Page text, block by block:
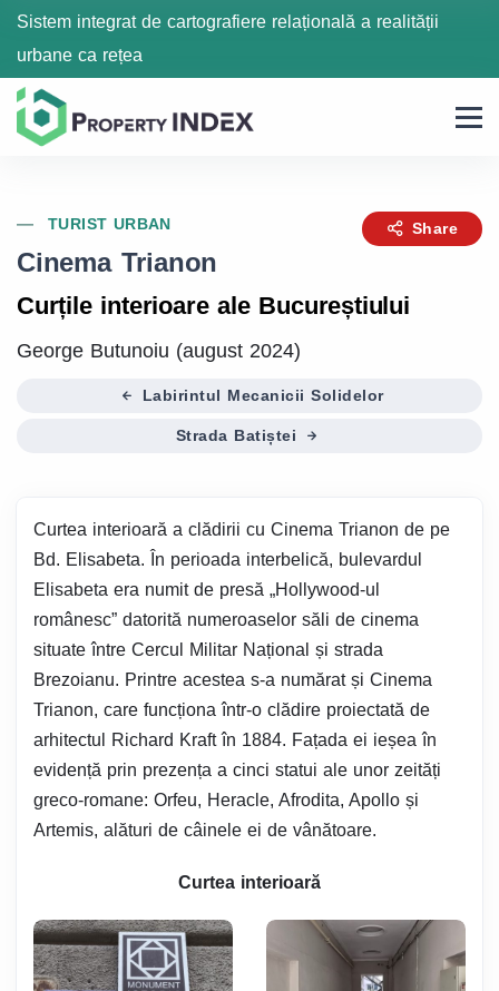
Sistem integrat de cartografiere relațională a realității
urbane ca rețea
TURIST URBAN Share
Cinema Trianon
Curțile interioare ale Bucureștiului
George Butunoiu (august 2024)
Labirintul Mecanicii Solidelor
Strada Batiștei
Curtea interioară a clădirii cu Cinema Trianon de pe
Bd. Elisabeta. În perioada interbelică, bulevardul
Elisabeta era numit de presă „Hollywood-ul
românesc” datorită numeroaselor săli de cinema
situate între Cercul Militar Național și strada
Brezoianu. Printre acestea s-a numărat și Cinema
Trianon, care funcționa într-o clădire proiectată de
arhitectul Richard Kraft în 1884. Fațada ei ieșea în
evidență prin prezența a cinci statui ale unor zeități
greco-romane: Orfeu, Heracle, Afrodita, Apollo și
Artemis, alături de câinele ei de vânătoare.
Curtea interioară